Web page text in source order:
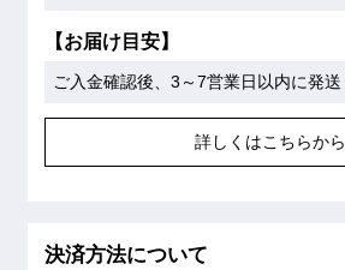
【お届け目安】
ご入金確認後、3～7営業日以内に発送
詳しくはこちらから
決済方法について